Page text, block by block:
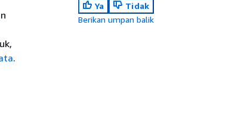
.
Ya
Tidak
Berikan umpan balik